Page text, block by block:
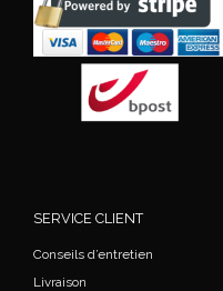
SERVICE CLIENT
Conseils d’entretien
Livraison